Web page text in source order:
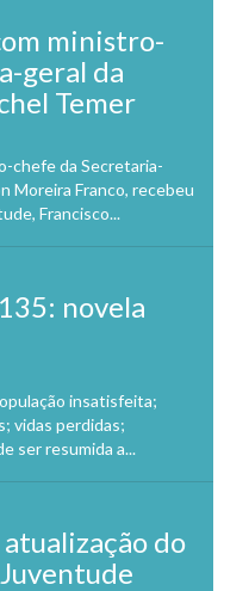
ministro-
geral da
Temer
chefe da Secretaria-
Moreira Franco, recebeu
Francisco...
novela
insatisfeita;
vidas perdidas;
ser resumida a...
do